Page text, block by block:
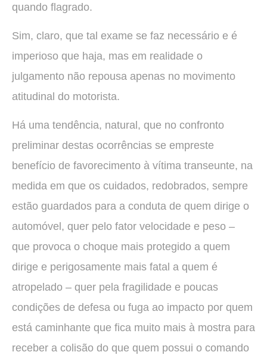
quando flagrado.
Sim, claro, que tal exame se faz necessário e é
imperioso que haja, mas em realidade o
julgamento não repousa apenas no movimento
atitudinal do motorista.
Há uma tendência, natural, que no confronto
preliminar destas ocorrências se empreste
benefício de favorecimento à vítima transeunte, na
medida em que os cuidados, redobrados, sempre
estão guardados para a conduta de quem dirige o
automóvel, quer pelo fator velocidade e peso –
que provoca o choque mais protegido a quem
dirige e perigosamente mais fatal a quem é
atropelado – quer pela fragilidade e poucas
condições de defesa ou fuga ao impacto por quem
está caminhante que fica muito mais à mostra para
receber a colisão do que quem possui o comando